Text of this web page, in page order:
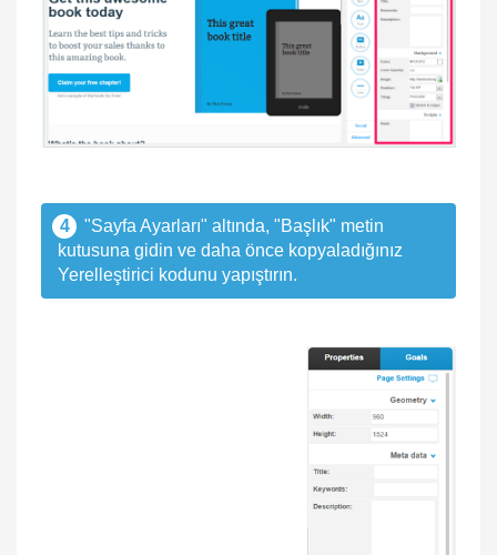
4
"Sayfa Ayarları" altında, "Başlık" metin
kutusuna gidin ve daha önce kopyaladığınız
Yerelleştirici kodunu yapıştırın.